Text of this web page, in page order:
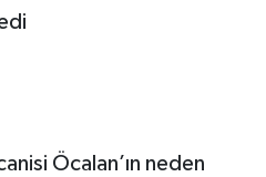
Öcalan’ın neden